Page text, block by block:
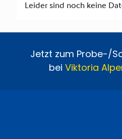
Jetzt zum Probe-/
bei Viktoria